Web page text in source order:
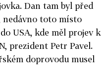
Dan tam byl před
nedávno toto místo
USA, kde měl projev k
prezident Petr Pavel.
doprovodu musel